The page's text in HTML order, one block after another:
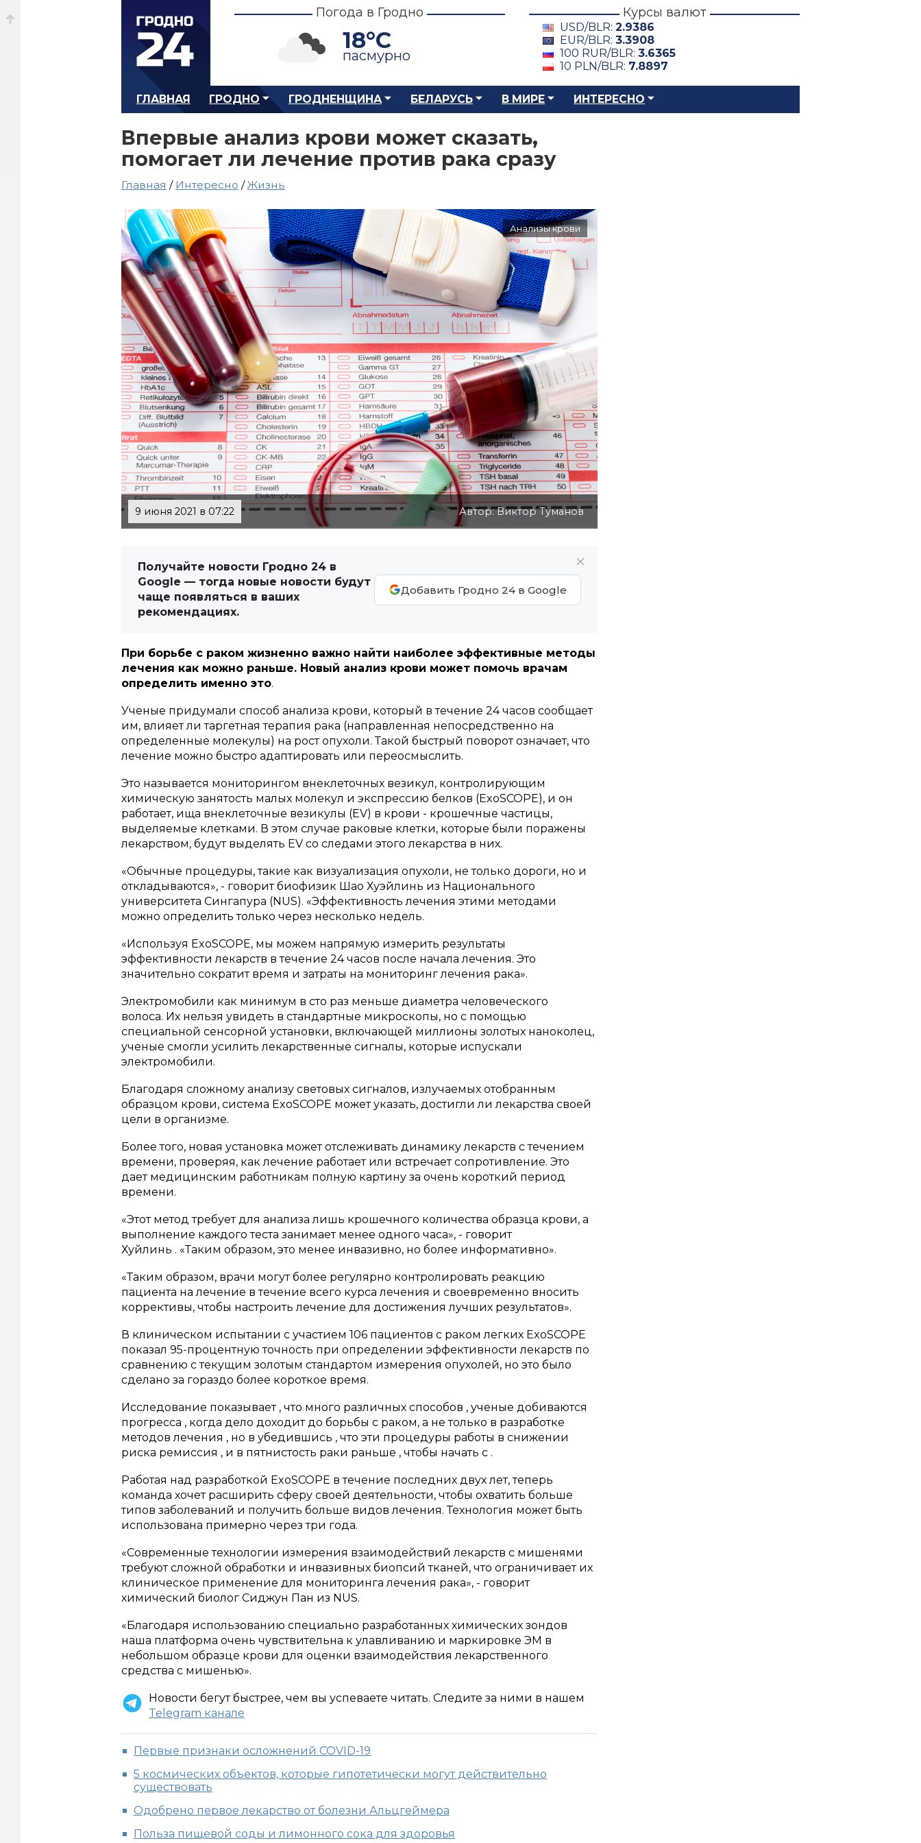
Погода в Гродно
18°C
пасмурно
Курсы валют
USD/BLR: 2.9386
EUR/BLR: 3.3908
100 RUR/BLR: 3.6365
10 PLN/BLR: 7.8897
ГЛАВНАЯ ГРОДНО ГРОДНЕНЩИНА БЕЛАРУСЬ В МИРЕ ИНТЕРЕСНО
Впервые анализ крови может сказать,
помогает ли лечение против рака сразу
Главная / Интересно /Жизнь
Анализы крови
9 июня 2021 в 07:22 Автор: Виктор Туманов
Получайте новости Гродно 24 в
Google — тогда новые новости будут
чаще появляться в ваших
рекомендациях.
Добавить Гродно 24 в Google
При борьбе с раком жизненно важно найти наиболее эффективные методы
лечения как можно раньше. Новый анализ крови может помочь врачам
определить именно это.
Ученые придумали способ анализа крови, который в течение 24 часов сообщает
им, влияет ли таргетная терапия рака (направленная непосредственно на
определенные молекулы) на рост опухоли. Такой быстрый поворот означает, что
лечение можно быстро адаптировать или переосмыслить.
Это называется мониторингом внеклеточных везикул, контролирующим
химическую занятость малых молекул и экспрессию белков (ExoSCOPE), и он
работает, ища внеклеточные везикулы (EV) в крови - крошечные частицы,
выделяемые клетками. В этом случае раковые клетки, которые были поражены
лекарством, будут выделять EV со следами этого лекарства в них.
«Обычные процедуры, такие как визуализация опухоли, не только дороги, но и
откладываются», - говорит биофизик Шао Хуэйлинь из Национального
университета Сингапура (NUS). «Эффективность лечения этими методами
можно определить только через несколько недель.
«Используя ExoSCOPE, мы можем напрямую измерить результаты
эффективности лекарств в течение 24 часов после начала лечения. Это
значительно сократит время и затраты на мониторинг лечения рака».
Электромобили как минимум в сто раз меньше диаметра человеческого
волоса. Их нельзя увидеть в стандартные микроскопы, но с помощью
специальной сенсорной установки, включающей миллионы золотых наноколец,
ученые смогли усилить лекарственные сигналы, которые испускали
электромобили.
Благодаря сложному анализу световых сигналов, излучаемых отобранным
образцом крови, система ExoSCOPE может указать, достигли ли лекарства своей
цели в организме.
Более того, новая установка может отслеживать динамику лекарств с течением
времени, проверяя, как лечение работает или встречает сопротивление. Это
дает медицинским работникам полную картину за очень короткий период
времени.
«Этот метод требует для анализа лишь крошечного количества образца крови, а
выполнение каждого теста занимает менее одного часа», - говорит
Хуйлинь . «Таким образом, это менее инвазивно, но более информативно».
«Таким образом, врачи могут более регулярно контролировать реакцию
пациента на лечение в течение всего курса лечения и своевременно вносить
коррективы, чтобы настроить лечение для достижения лучших результатов».
В клиническом испытании с участием 106 пациентов с раком легких ExoSCOPE
показал 95-процентную точность при определении эффективности лекарств по
сравнению с текущим золотым стандартом измерения опухолей, но это было
сделано за гораздо более короткое время.
Исследование показывает , что много различных способов , ученые добиваются
прогресса , когда дело доходит до борьбы с раком, а не только в разработке
методов лечения , но в убедившись , что эти процедуры работы в снижении
риска ремиссия , и в пятнистость раки раньше , чтобы начать с .
Работая над разработкой ExoSCOPE в течение последних двух лет, теперь
команда хочет расширить сферу своей деятельности, чтобы охватить больше
типов заболеваний и получить больше видов лечения. Технология может быть
использована примерно через три года.
«Современные технологии измерения взаимодействий лекарств с мишенями
требуют сложной обработки и инвазивных биопсий тканей, что ограничивает их
клиническое применение для мониторинга лечения рака», - говорит
химический биолог Сиджун Пан из NUS.
«Благодаря использованию специально разработанных химических зондов
наша платформа очень чувствительна к улавливанию и маркировке ЭМ в
небольшом образце крови для оценки взаимодействия лекарственного
средства с мишенью».
Новости бегут быстрее, чем вы успеваете читать. Следите за ними в нашем
Telegram канале
Первые признаки осложнений COVID-19
5 космических объектов, которые гипотетически могут действительно
существовать
Одобрено первое лекарство от болезни Альцгеймера
Польза пищевой соды и лимонного сока для здоровья